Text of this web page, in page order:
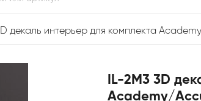
декаль интерьер для комплекта
IL-2M3 3D
Academy/